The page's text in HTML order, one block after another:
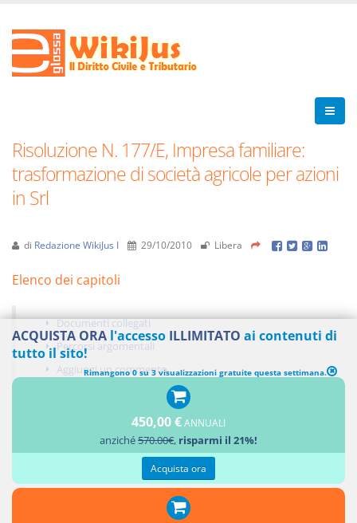
Risoluzione N. 177/E, Impresa familiare:
trasformazione di società agricole per azioni
in Srl
di Redazione WikiJus I 29/10/2010 Libera
Elenco dei capitoli
Documenti collegati
Percorsi argomentali
Aggiungi un commento
Roma, 28 aprile 2008
Oggetto:
ACQUISTA ORA l'accesso ILLIMITATO ai contenuti di
tutto il sito!
Rimangono 0 su 3 visualizzazioni gratuite questa settimana.
450,00 €ANNUALI
anziché570.00€, risparmi il 21%!
Acquista ora